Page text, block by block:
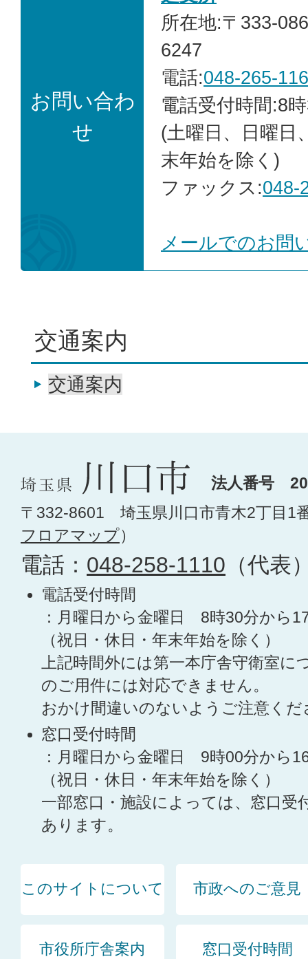
お問い合わ
せ
所在地:〒333-
6247
電話:048-265-
電話受付時間:8
(土曜日、日曜日
末年始を除く)
ファックス:048-
メールでのお問
交通案内
交通案内
法人番号
〒332-8601 埼玉県川口市青木2丁目1
フロアマップ）
電話： 048-258-1110 （代表
電話受付時間
：月曜日から金曜日 8時30分から
（祝日・休日・年末年始を除く）
上記時間外には第一本庁舎守衛室に
のご用件には対応できません。
おかけ間違いのないようご注意くだ
窓口受付時間
：月曜日から金曜日 9時00分から
（祝日・休日・年末年始を除く）
一部窓口・施設によっては、窓口受
あります。
このサイトについて 市政へのご意見
市役所庁舎案内 窓口受付時間